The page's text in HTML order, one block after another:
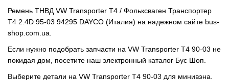
Ремень ТНВД VW Transporter T4 / Фольксваген Транспортер
Т4 2.4D 95-03 94295 DAYCO (Италия) на надежном сайте bus-
shop.com.ua.
Если нужно подобрать запчасти на VW Transporter T4 90-03 не
покидая дом, посетите наш электронный каталог Бус Шоп.
Выберите детали на VW Transporter T4 90-03 для минивэна.